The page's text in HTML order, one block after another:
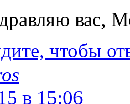
вас,
чтобы
в 15:06